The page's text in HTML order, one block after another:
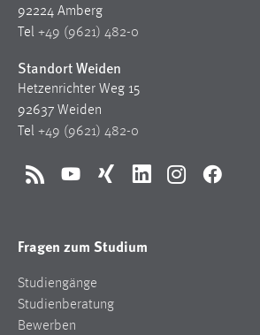
92224 Amberg
Tel +49 (9621) 482-0
Standort Weiden
Hetzenrichter Weg 15
92637 Weiden
Tel +49 (9621) 482-0
RSS YouTubeXing LinkedInInstagramFacebook
Fragen zum Studium
Studiengänge
Studienberatung
Bewerben
Zweck:
Dieser Cookie ist notwendig um sich an
Cookie Laufzeit:
24 Stunden
STATISTIK
unsere Besucher unsere Website
Matomo
Name: